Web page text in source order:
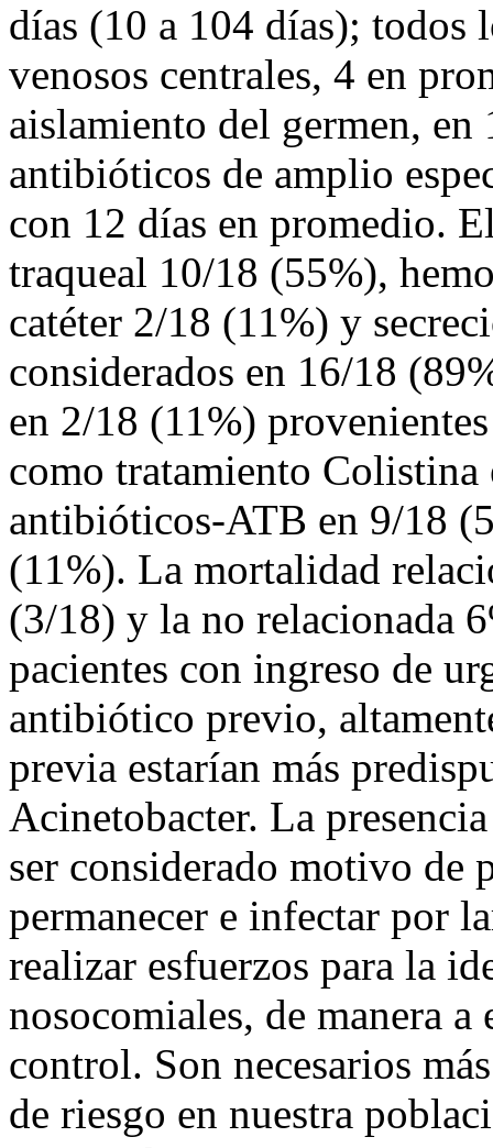
días (10 a 104 días); todos
venosos centrales, 4 en
aislamiento del germen,
antibióticos de amplio
con 12 días en promedio.
traqueal 10/18 (55%),
catéter 2/18 (11%) y
considerados en 16/18
en 2/18 (11%)
como tratamiento
antibióticos-ATB en 9/18
(11%). La mortalidad
(3/18) y la no relacionada
pacientes con ingreso de
antibiótico previo,
previa estarían más
Acinetobacter. La
ser considerado motivo de
permanecer e infectar por
realizar esfuerzos para la
nosocomiales, de manera a
control. Son necesarios
de riesgo en nuestra